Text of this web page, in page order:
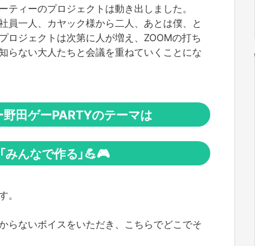
ティーのプロジェクトは動き出しました。
員一人、カヤック様から二人、あとは僕、と
ロジェクトは次第に人が増え、ZOOMの打ち
らない大人たちと会議を重ねていくことにな
田ゲーPARTYのテーマは
みんなで作る」💪🎮
らないボイスをいただき、こちらでどこでそ